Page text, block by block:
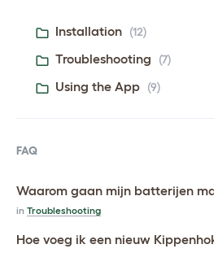
Installation (12)
Troubleshooting (7)
Using the App (9)
FAQ
Waarom gaan mijn batterijen
in Troubleshooting
Hoe voeg ik een nieuw